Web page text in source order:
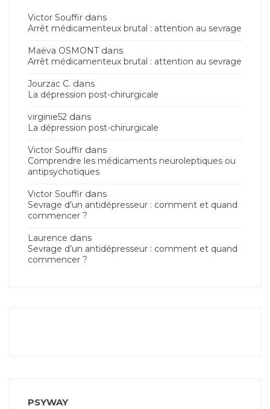
Victor Souffir dans
Arrêt médicamenteux brutal : attention au sevrage
Maëva OSMONTdans
Arrêt médicamenteux brutal : attention au sevrage
Jourzac C. dans
La dépression post-chirurgicale
virginie52 dans
La dépression post-chirurgicale
Victor Souffir dans
Comprendre les médicaments neuroleptiques ou
antipsychotiques
Victor Souffir dans
Sevrage d’un antidépresseur : comment et quand
commencer ?
Laurence dans
Sevrage d’un antidépresseur : comment et quand
commencer ?
PSYWAY